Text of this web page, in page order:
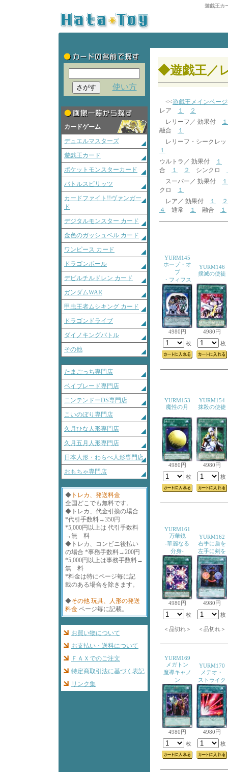
遊戯王カ
使い方
カードゲーム
デュエルマスターズ
遊戯王カード
ポケットモンスターカード
バトルスピリッツ
カードファイト!!ヴァンガー
ド
デジタルモンスター カード
金色のガッシュベル カード
ワンピース カード
ドラゴンボール
デビルチルドレン カード
ガンダムWAR
甲虫王者ムシキング カード
ドラゴンドライブ
ダイノキングバトル
その他
たまごっち専門店
ベイブレード専門店
ニンテンドーDS専門店
こいのぼり専門店
久月ひな人形専門店
久月五月人形専門店
日本人形・わらべ人形専門店
おもちゃ専門店
◆ トレカ、発送料金
全国どこでも無料です。
◆トレカ、代金引換の場合
*代引手数料→350円
*5,000円以上は 代引手数料
→無 料
◆トレカ、コンビニ後払い
の場合 *事務手数料→200円
*5,000円以上は事務手数料→
無 料
*料金は特にページ毎に記
載のある場合を除きます。
◆その他 玩具、人形の発送
料金 ページ毎に記載。
お買い物について
お支払い・送料について
ＦＡＸでのご注文
特定商取引法に基づく表記
リンク集
◆遊戯王／
<<遊戯王メインページ
レア
１
２
レリーフ／ 効果付
１
融合
１
レリーフ・シークレ
１
ウルトラ／ 効果付
１
合
１ ２ シンクロ
スーパー／ 効果付
１
クロ
１
レア／ 効果付
１
２
４
通常 １ 融合 １
YURM145
ホープ・オ
ブ
・フィフス
4980円
枚
YURM146
撲滅の使徒
4980円
枚
YURM153
魔性の月
4980円
枚
YURM154
抹殺の使徒
4980円
枚
YURM161
万華鏡
-華麗なる
分身-
4980円
枚
＜品切れ＞
YURM162
右手に盾を
左手に剣を
4980円
枚
＜品切れ＞
YURM169
メガトン
魔導キャノ
ン
4980円
枚
YURM170
メテオ・
ストライク
4980円
枚